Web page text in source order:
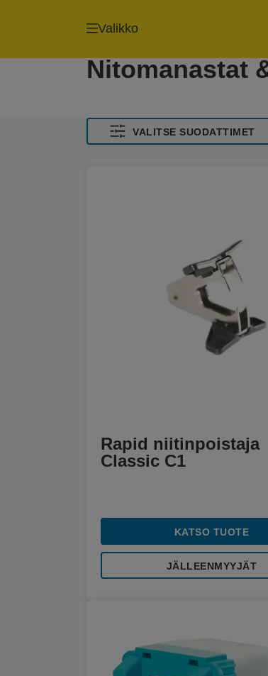
Valikko
Nitomanastat
VALITSE SUODATTIMET
Rapid niitinpoistaja
Classic C1
KATSO TUOTE
JÄLLEENMYYJÄT